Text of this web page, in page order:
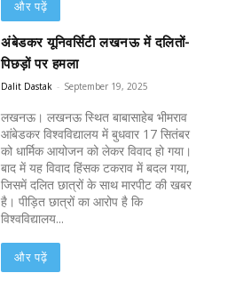
और पढ़ें
अंबेडकर यूनिवर्सिटी लखनऊ में दलितों-
पिछड़ों पर हमला
Dalit Dastak - September 19, 2025
लखनऊ। लखनऊ स्थित बाबासाहेब भीमराव
आंबेडकर विश्वविद्यालय में बुधवार 17 सितंबर
को धार्मिक आयोजन को लेकर विवाद हो गया।
बाद में यह विवाद हिंसक टकराव में बदल गया,
जिसमें दलित छात्रों के साथ मारपीट की खबर
है। पीड़ित छात्रों का आरोप है कि
विश्वविद्यालय...
और पढ़ें